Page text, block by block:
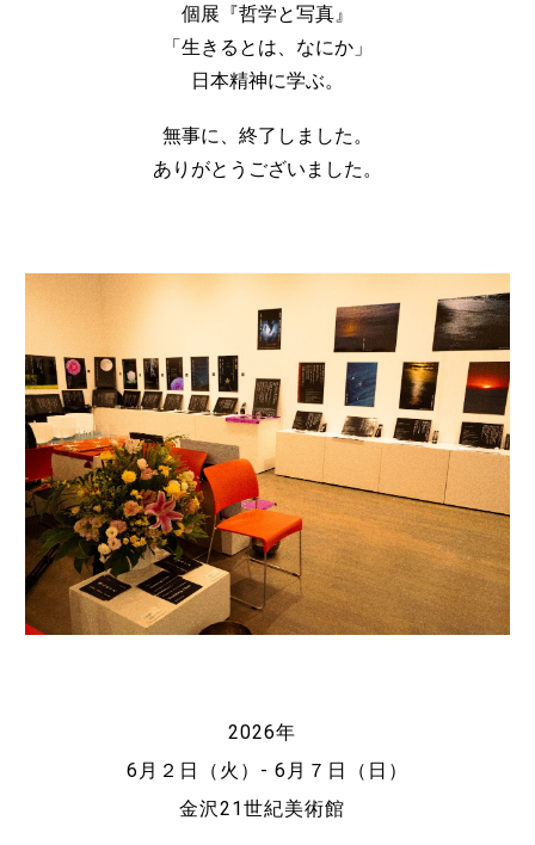
個展『哲学と写真』
「生きるとは、なにか」
日本精神に学ぶ。
無事に、終了しました。
ありがとうございました。
2026年
6月２日（火）- 6月７日（日）
金沢21世紀美術館